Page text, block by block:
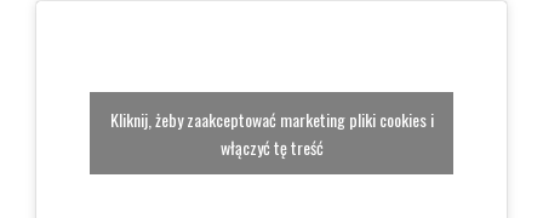
Kliknij, żeby zaakceptować marketing pliki cookies i
włączyć tę treść